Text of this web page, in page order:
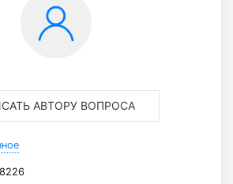
АВТОРУ ВОПРОСА